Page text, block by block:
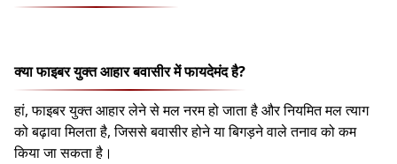
क्या फाइबर युक्त आहार बवासीर में फायदेमंद है?
हां, फाइबर युक्त आहार लेने से मल नरम हो जाता है और नियमित मल त्याग
को बढ़ावा मिलता है, जिससे बवासीर होने या बिगड़ने वाले तनाव को कम
किया जा सकता है।